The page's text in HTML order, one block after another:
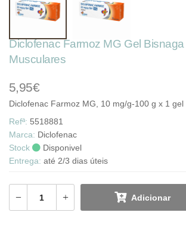
Diclofenac Farmoz MG Gel
Musculares
5,95€
Diclofenac Farmoz MG, 10 mg/g-100 g x 1 gel
Refª: 5518881
Marca: Diclofenac
Stock
Disponivel
Entrega: até 2/3 dias úteis
Adicionar